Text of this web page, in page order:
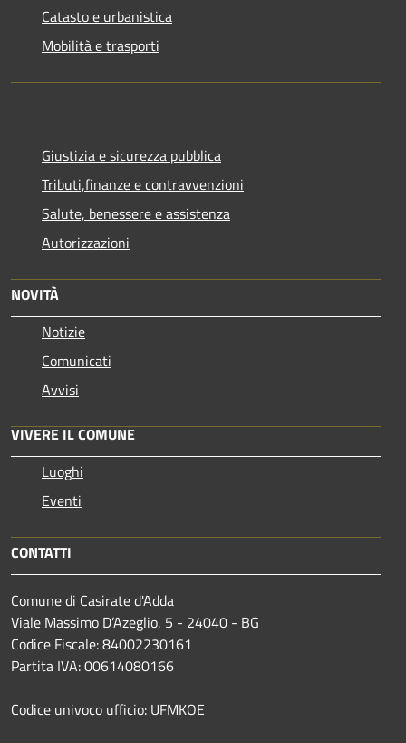
Catasto e urbanistica
Mobilità e trasporti
Giustizia e sicurezza pubblica
Tributi,finanze e contravvenzioni
Salute, benessere e assistenza
Autorizzazioni
NOVITÀ
Notizie
Comunicati
Avvisi
VIVERE IL COMUNE
Luoghi
Eventi
CONTATTI
Comune di Casirate d'Adda
Viale Massimo D’Azeglio, 5 - 24040 - BG
Codice Fiscale: 84002230161
Partita IVA: 00614080166
Codice univoco ufficio: UFMKOE